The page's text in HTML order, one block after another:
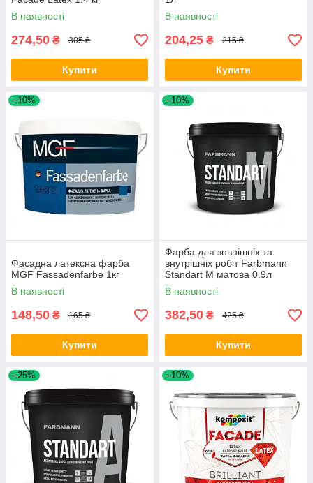
В наявності
274,50 ₴ 305 ₴
Купити
В наявності
204,25 ₴ 215 ₴
Купити
–10%
Фасадна латексна фарба
MGF Fassadenfarbe 1кг
В наявності
148,50 ₴ 165 ₴
Купити
–10%
Фарба для зовнішніх та
внутрішніх робіт Farbmann
Standart M матова 0.9л
В наявності
382,50 ₴ 425 ₴
Купити
–25% –10%